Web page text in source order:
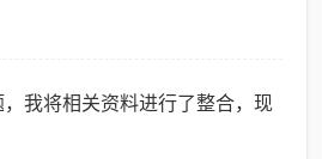
我将相关资料进行了整合，现